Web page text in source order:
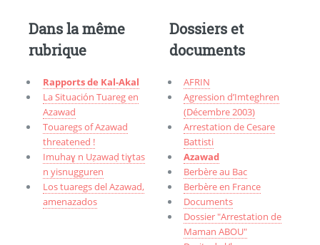
Dans la même
rubrique
Rapports de Kal-Akal
La Situación Tuareg en
Azawad
Touaregs of Azawad
threatened !
Imuhaɣ n Uẓawaḍ tiɣtas
n yisnugguren
Los tuaregs del Azawad,
amenazados
Dossiers et
documents
AFRIN
Agression d’Imteghren
(Décembre 2003)
Arrestation de Cesare
Battisti
Azawad
Berbère au Bac
Berbère en France
Documents
Dossier "Arrestation de
Maman ABOU"